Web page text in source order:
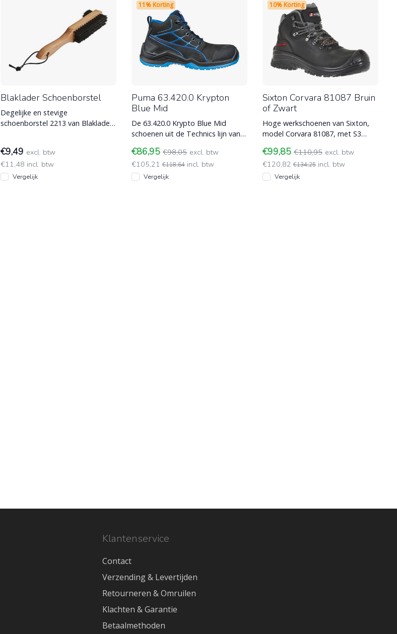
Blaklader Schoenborstel
Degelijke en stevige
schoenborstel 2213 van Blaklader
€9,49 excl. btw
€11,48 incl. btw
Vergelijk
11% Korting
Puma 63.420.0 Krypton
Blue Mid
De 63.420.0 Krypto Blue Mid
schoenen uit de Technics lijn van
comfortabel
€86,95 €98,05 excl. btw
€105,21 €118,64 incl. btw
Vergelijk
10% Korting
Sixton Corvara 81087 Bruin
of Zwart
Hoge werkschoenen van Sixton,
model Corvara 81087, met S3
kunstof compo
€99,85 €110,95 excl. btw
€120,82 €134,25 incl. btw
Vergelijk
Klantenservice
Contact
Verzending & Levertijden
Retourneren & Omruilen
Klachten & Garantie
Betaalmethoden